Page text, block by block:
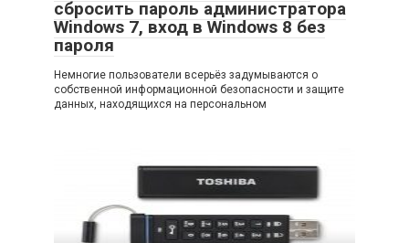
сбросить пароль администратора
Windows 7, вход в Windows 8 без
пароля
Немногие пользователи всерьёз задумываются о
собственной информационной безопасности и защите
данных, находящихся на персональном